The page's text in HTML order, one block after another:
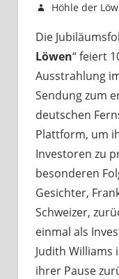
19. September
Höhle der
Die
Löwen“ feiert
Ausstrahlung
Sendung zum
deutschen
Plattform, um
Investoren zu
besonderen
Gesichter,
Schweizer,
einmal als
Judith Williams
ihrer Pause